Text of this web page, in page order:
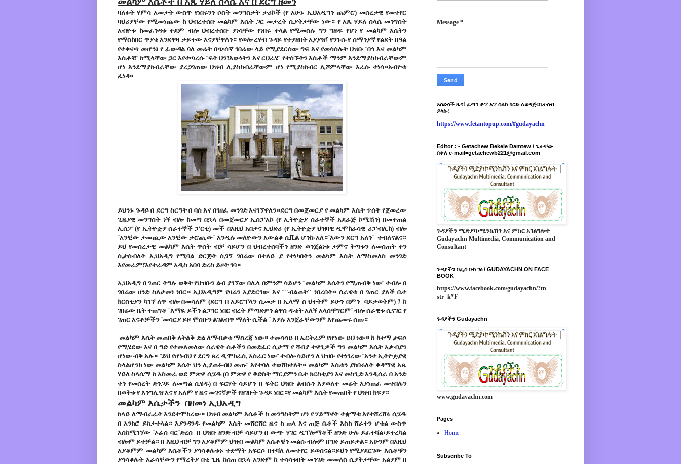
ባለፉት ሃምሳ አመታት ውስጥ የነበሩንን ሶስት መንግስታት ታሪኮች (የ አሁኑ ኢህአዲግን ጨምሮ) መሰረታዊ የመቀየር
ባህሪያቸው የሚመነጨው ከ ህብረተሰቡ መልካም እሴት ጋር መታረቅ ሲያቅታቸው ነው። የ አጼ ሃይለ ስላሴ መንግስት
አብዮቱ ከመፈንዳቱ ቀደም ብሎ ህብረተሰቡ ያነሳቸው የነበሩ ቀላል የሚመስሉ ግን ግዙፍ የሆነ የ መልካም እሴትን
የማስከበር ጥያቄ እንደዋዛ ታይተው እናያቸዋለን። የወሎ ረሃብ ጉዳይ የተያዘበት አያያዝ፤ የንጉሱ የ ሰማንያኛ የልደት በዓል
የተቀናጣ መሆን፤ የ ፊውዳል ባለ መሬት በጭሰኛ ገበሬው ላይ የሚያደርሰው ግፍ እና የመሳሰሉት ህዝቡ ¨በጎ እና መልካም
እሴቶቼ¨ ከሚላቸው ጋር እየተጣረሱ ¨ፍት ህን፣እውነትን እና ርህራሄ¨ የተሰኙትን እሴቶች ማንም እንደማያስከብራቸውም
ሆነ እንደማያከብራቸው ያረጋገጠው ህዝብ ሊያስከብራቸውም ሆነ የሚያስከብር ሊሾምላቸው እራሱ ተነሳ።አብዮቱ
ፈነዳ።
ይህንኑ ጉዳይ በ ደርግ ስርዓት በ ባሰ እና በገዘፈ መንገድ እናገኘዋለን።ደርግ በመጀመርያ የ መልካም እሴት ጥሰት የጀመረው
ጊዜያዊ መንግስት ነኝ ብሎ ከመጣ በኋላ በመጀመርያ ኢሰፓአኮ (የ ኢትዮዽያ ሰራተኞች አደራጅ ኮሚሽን) በመቀጠል
ኢሰፓ (የ ኢትዮዽያ ሰራተኞች ፓርቲ) መች በእዚህ አበቃና ኢህድሪ (የ ኢትዮዽያ ህዝባዊ ዲሞክራሳዊ ሪፓብሊክ) ብሎ
¨አንቺው ታመጪው አንቺው ታሮጪው¨ እንዲሉ መለዮውን አውልቆ ሲቪል ሆንኩ አለ።¨እውን ደርግ አለን¨ ተብለናልና።
ይህ የመስረታዊ መልካም እሴት ጥሰት ብቻ ሳይሆን በ ህብረተሰባችን ዘንድ ወንጀልነቱ ታምኖ ቅጣቱን ለመስጠት ቀን
ሲታሰብለት ኢህአዲግ የሚባል ድርጅት ሲገኝ ገበሬው በተለይ ያ የተነካበትን መልካም እሴት ለማስመለስ መንገድ
እየመራም፣እየተራዳም አዲስ አበባ ድረስ ይዞት ገባ።
ኢህአዲግ በ ገጠር ትግሉ ወቅት የህዝቡን ልብ ያገኘው በሌላ በምንም ሳይሆን ¨መልካም እሴትን የሚጠብቅ ነው¨ ተብሎ በ
ገበሬው ዘንድ ስለታመነ ነበር። ኢህአዲግም የዛሬን አያድርገው እና ¨''ብልጠት'' ነበረበት። ሰራዊቱ በ ገጠር ያለች ቤተ
ክርስቲያን ካገኘ ለጥ ብሎ በመሳለም (ደርግ በ አይሮፕላን ሲመታ በ ኢላማ ስ ህተትም ይሁን በምን ባይታወቅም) ፤ ከ
ገበሬው ቤት ተጠግቶ ¨እማዪ ይችን ልጋግር ነበር ብረት ምጣድዎን ልዋስ ዱቄት አለኝ አላስቸግርም¨ ብሎ ሰራዊቱ ሲናገር የ
ገጠር እናቶቻችን ¨መሳርያ ይዞ ሞሰቡን ልገልብጥ ማለት ሲችል ¨ እያሉ እንጀራቸውንም እየጨመሩ ሰጡ።
መልካም እሴት መጠበቅ ለትልቅ ድል ለማብቃቱ ማስረጃ ነው። ተመሳሳይ በ ኤርትራም የሆነው ይህ ነው። ከ ከተማ ታፍሶ
የሚሄደው እና በ ግድ የተመለመለው ሰራዊት ሴቶችን በመድፈር ሲታማ የ ሻብያ ተዋጊዎች ግን መልካም እሴት አቃብያን
ሆነው ብቅ አሉ። ¨ይህ የሆነብህ የ ደርግ ጸረ ዲሞክራሲ አሰራር ነው¨ ተብሎ ሳይሆን ለ ህዝቡ የተነገረው ¨አንተ ኢትዮዽያዊ
ስላልሆንክ ነው መልካም እሴት ህን ሊያጠፉብህ መጡ¨ እየተባለ ተወሸከተለት። መልካም እሴቱን ያከበሩለት ቀዳማዊ አጼ
ሃይለ ስላሴማ ከ አስመራ ወደ ምጽዋ ሲሄዱ (በ ምጽዋ የ ቅድስት ማርያምን ቤተ ክርስቲያን እና መስጊድ እንዲሰራ በ አንድ
ቀን የመሰረት ድንጋይ ለመጣል ሲሄዱ) በ ፍርሃት ሳይሆን በ ፍቅር ህዝቡ ልብሱን እያወለቀ መሬት እያነጠፈ መቀበሉን
በወቅቱ የ እንግሊዝ እና የ አለም የ ዜና መገናኛዎች የዘገቡት ጉዳይ ነበር።የ መልካም እሴት የመጠበቅ የ ህዝብ ክፍያ።
መልካም እሴታችን በዘመነ ኢህአዲግ
ከላይ ለማብራራት እንደተሞከረው። ህዝብ መልካም እሴቶች ከ መንግስትም ሆነ የ ሃይማኖት ተቋማቱ እየተሸረሸሩ ሲሄዱ
በ አንክሮ ይከታተላል። እያንዳንዱ የመልካም እሴት መሸርሸር ዜና ከ ጠላ እና ጠጅ ቤቶች እስከ ሸራተን ሆቴል ውስጥ
እስከሚገኘው ¨ኦፊስ ባር¨ድረስ በ ህዝቡ ዘንድ ብቻ ሳይሆን በ ውጭ ሃገር ዲፕሎማቶች ዘንድ ሁሉ ይፈተሻል፣ይተረካል
ብሎም ይተቻል። በ እዚህ ብቻ ግን አያቆምም ህዝብ መልካም እሴቶቼን መልሱ ብሎም በግድ ይጠይቃል። አሁንም በእዚህ
አያቆምም መልካም እሴቶችን ያጎሳቆሉቱኑ ተቋማት አፍርሶ በተሻለ ለመቀየር ይወስናል።ይህን የሚያደርገው እሴቶቹን
ያጎሳቆሉት እራሳቸውን የማረቅያ በቂ ጊዜ ከሰጠ በኋላ አንድም ከ ተሳሳቱበት መንገድ መመለስ ሲያቅታቸው አልያም በ
Message *
አስድሳች ዜና! ፈጣን ቶፕ አፕ ስልክ ካርድ ለወዳጅ፣ቤተሰብ
ይላኩ!
https://www.fetantopup.com/#gudayachn
Editor : - Getachew Bekele Damtew / ጌታቸው
በቀለ e-mail=getachewb221@gmail.com
ጉዳያችን ሚድያ፣ኮሚንኬሽን እና ምክር አገልግሎት
Gudayachn Multimedia, Communication and
Consultant
ጉዳያችን በፌስ ቡክ ገፅ / GUDAYACHN ON FACE
BOOK
https://www.facebook.com/gudayachn/?tn-
str=k*F
ጉዳያችን Gudayachn
www.gudayachn.com
Pages
Home
Subscribe To